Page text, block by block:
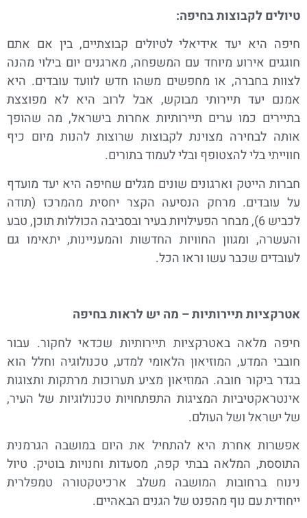
טיולים לקבוצות בחיפה:
חיפה היא יעד אידיאלי לטיולים קבוצתיים, בין אם אתם
חוגגים אירוע מיוחד עם המשפחה, מארגנים יום בילוי מהנה
לצוות בחברה, או מחפשים משהו חדש לוועד עובדים. היא
אמנם יעד תיירותי מבוקש, אבל לרוב היא לא מפוצצת
בתיירים כמו ערים תיירותיות אחרות בישראל, מה שהופך
אותה לבחירה מצוינת לקבוצות שרוצות להנות מיום כיף
חווייתי בלי להצטופף ובלי לעמוד בתורים.
חברות הייטק וארגונים שונים מגלים שחיפה היא יעד מועדף
על עובדים. מרחק הנסיעה הקצר יחסית מהמרכז (תודה
לכביש 6), מבחר הפעילויות בעיר ובסביבה הכוללות תוכן, טבע
והעשרה, ומגוון החוויות החדשות והמעניינות, יתאימו גם
לעובדים שכבר עשו וראו הכל.
אטרקציות תיירותיות – מה יש לראות בחיפה
חיפה מלאה באטרקציות תיירותיות שכדאי לחקור. עבור
חובבי המדע, המוזיאון הלאומי למדע, טכנולוגיה וחלל הוא
בגדר ביקור חובה. המוזיאון מציע תערוכות מרתקות ותצוגות
אינטראקטיביות המציגות התפתחויות טכנולוגיות של העיר,
של ישראל ושל העולם.
אפשרות אחרת היא להתחיל את היום במושבה הגרמנית
התוססת, המלאה בבתי קפה, מסעדות וחנויות בוטיק. טיול
נינוח ברחובות המושבה משלב ארכיטקטורה טמפלרית
ייחודית עם נוף מהפנט של הגנים הבאהיים.